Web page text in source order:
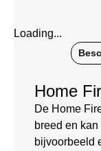
Loading...
Home
De Home
breed en
bijvoorbeeld